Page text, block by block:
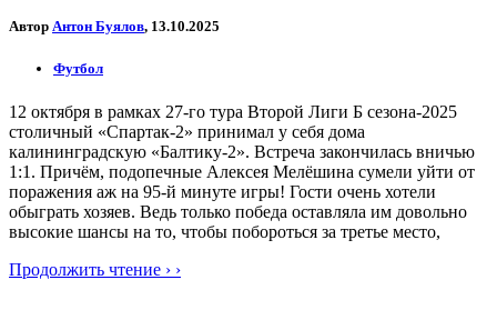
Автор Антон Буялов, 13.10.2025
Футбол
12 октября в рамках 27-го тура Второй Лиги Б сезона-2025
столичный «Спартак-2» принимал у себя дома
калининградскую «Балтику-2». Встреча закончилась вничью
1:1. Причём, подопечные Алексея Мелёшина сумели уйти от
поражения аж на 95-й минуте игры! Гости очень хотели
обыграть хозяев. Ведь только победа оставляла им довольно
высокие шансы на то, чтобы побороться за третье место,
Продолжить чтение › ›